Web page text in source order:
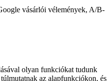
vásárlói vélemények, A/B-
olyan funkciókat tudunk
az alapfunkciókon, és